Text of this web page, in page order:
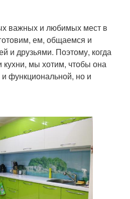
важных и любимых мест в
ем, общаемся и
и друзьями. Поэтому, когда
мы хотим, чтобы она
функциональной, но и